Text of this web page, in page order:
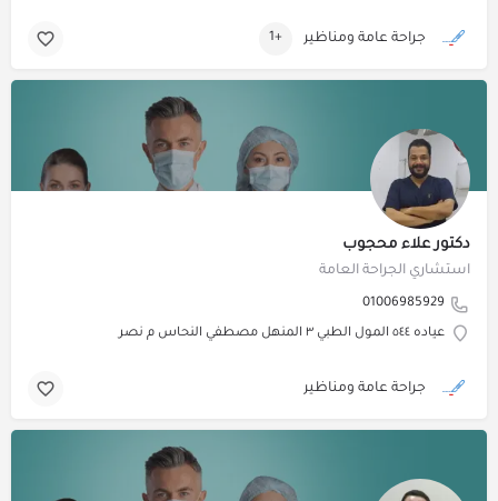
جراحة عامة ومناظير +1
دكتور علاء محجوب
استشاري الجراحة العامة
01006985929
عياده ٥٤٤ المول الطبي ٣ المنهل مصطفي النحاس م نصر
جراحة عامة ومناظير